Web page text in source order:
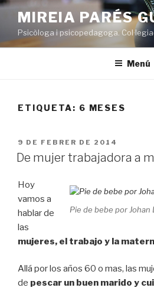
Vés
contingut
MIREIA PARÉS
Psicòloga i psicopedagoga.
Menú
ETIQUETA: 6 MESES
PUBLICAT
A
9 DE FEBRER DE 2014
De mujer trabajadora a
Pie de bebe por Johan
Hoy
vamos a
hablar de
las
mujeres, el trabajo y la
Allá por los años 60 o mas, las
de pescar un buen marido y